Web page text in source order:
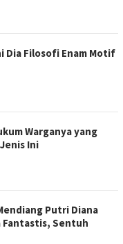
Dia Filosofi Enam Motif
Warganya yang
Ini
Putri Diana
Fantastis, Sentuh